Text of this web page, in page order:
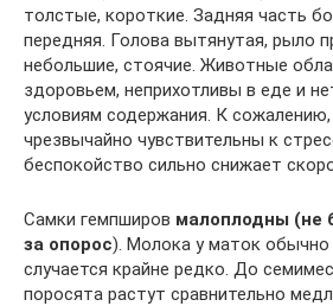
толстые, короткие. Задняя часть
передняя. Голова вытянутая, рыло
небольшие, стоячие. Животные
здоровьем, неприхотливы в еде и
условиям содержания. К
чрезвычайно чувствительны к
беспокойство сильно снижает
Самки гемпширов малоплодны (не
за опорос). Молока у маток обычно
случается крайне редко. До
поросята растут сравнительно